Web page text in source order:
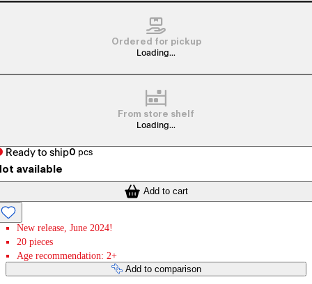
Ordered for pickup
Loading...
From store shelf
Loading...
Ready to ship0 pcs
available
Add to cart
New release, June 2024!
20 pieces
Age recommendation: 2+
Add to comparison